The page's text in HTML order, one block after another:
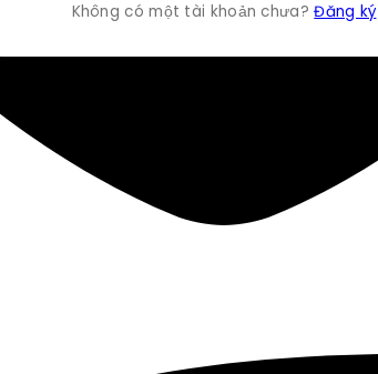
Không có một tài khoản chưa?Đăng ký